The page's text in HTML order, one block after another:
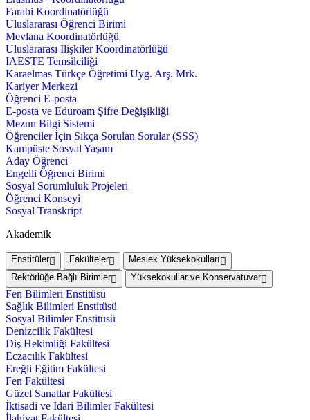
Farabi Koordinatörlüğü
Uluslararası Öğrenci Birimi
Mevlana Koordinatörlüğü
Uluslararası İlişkiler Koordinatörlüğü
IAESTE Temsilciliği
Karaelmas Türkçe Öğretimi Uyg. Arş. Mrk.
Kariyer Merkezi
Öğrenci E-posta
E-posta ve Eduroam Şifre Değişikliği
Mezun Bilgi Sistemi
Öğrenciler İçin Sıkça Sorulan Sorular (SSS)
Kampüste Sosyal Yaşam
Aday Öğrenci
Engelli Öğrenci Birimi
Sosyal Sorumluluk Projeleri
Öğrenci Konseyi
Sosyal Transkript
Akademik
Enstitüler Fakülteler
Meslek Yüksekokulları
Rektörlüğe Bağlı Birimler
Yüksekokullar ve Konservatuvar
Fen Bilimleri Enstitüsü
Sağlık Bilimleri Enstitüsü
Sosyal Bilimler Enstitüsü
Denizcilik Fakültesi
Diş Hekimliği Fakültesi
Eczacılık Fakültesi
Ereğli Eğitim Fakültesi
Fen Fakültesi
Güzel Sanatlar Fakültesi
İktisadi ve İdari Bilimler Fakültesi